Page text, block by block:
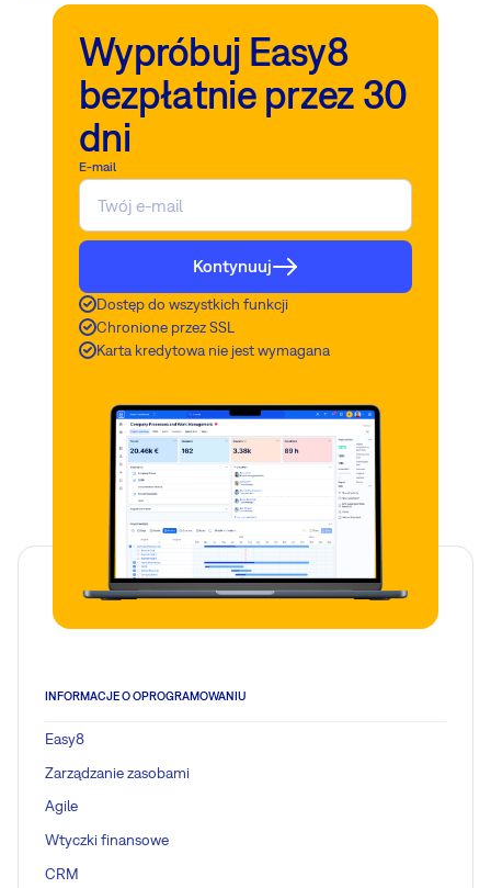
Wypróbuj Easy8
bezpłatnie przez 30
dni
E-mail
Kontynuuj
Dostęp do wszystkich funkcji
Chronione przez SSL
Karta kredytowa nie jest wymagana
INFORMACJE O OPROGRAMOWANIU
Easy8
Zarządzanie zasobami
Agile
Wtyczki finansowe
CRM